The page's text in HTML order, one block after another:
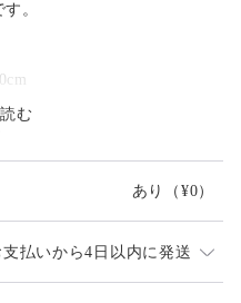
。
む
あり （¥0）
支払いから4日以内に発送